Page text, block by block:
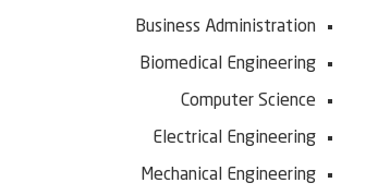
Business Administration
Biomedical Engineering
Computer Science
Electrical Engineering
Mechanical Engineering